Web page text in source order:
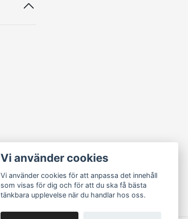
Vi använder cookies
Vi använder cookies för att anpassa det innehåll
som visas för dig och för att du ska få bästa
tänkbara upplevelse när du handlar hos oss.